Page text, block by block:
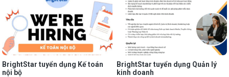
BrightStar tuyển dụng Kế toán
nội bộ
BrightStar tuyển dụng Quản lý
kinh doanh